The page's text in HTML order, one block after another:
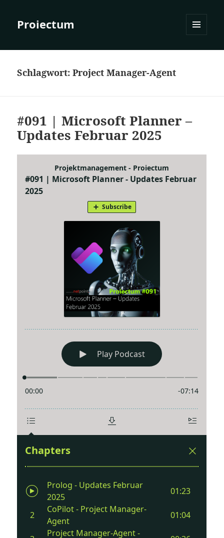
Proiectum
Schlagwort:Project Manager-Agent
#091 | Microsoft Planner –
Updates Februar 2025